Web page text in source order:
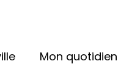
Mon quotidien